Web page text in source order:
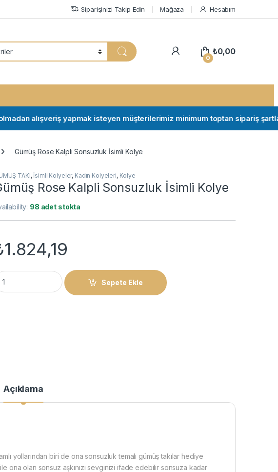
Siparişinizi Takip Edin Mağaza Hesabım
My Account
0
₺0,00
alışveriş yapmak isteyen müşterilerimiz minimum toptan sipariş şartları
Gümüş Rose Kalpli Sonsuzluk İsimli Kolye
TAKI, İsimli Kolyeler, Kadın Kolyeleri, Kolye
Rose Kalpli Sonsuzluk İsimli Kolye
98 adet stokta
1.824,19
Rose Kalpli Sonsuzluk İsimli Kolye quantity
Sepete Ekle
Açıklama
yollarından biri de ona sonsuzluk temalı gümüş takılar hediye
olan sonsuz aşkınızı sevginizi ifade edebilir sonsuza kadar